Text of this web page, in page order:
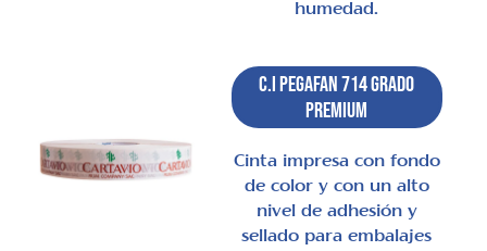
humedad.
C.I Pegafan 714 Grado
Premium
Cinta impresa con fondo
de color y con un alto
nivel de adhesión y
sellado para embalajes